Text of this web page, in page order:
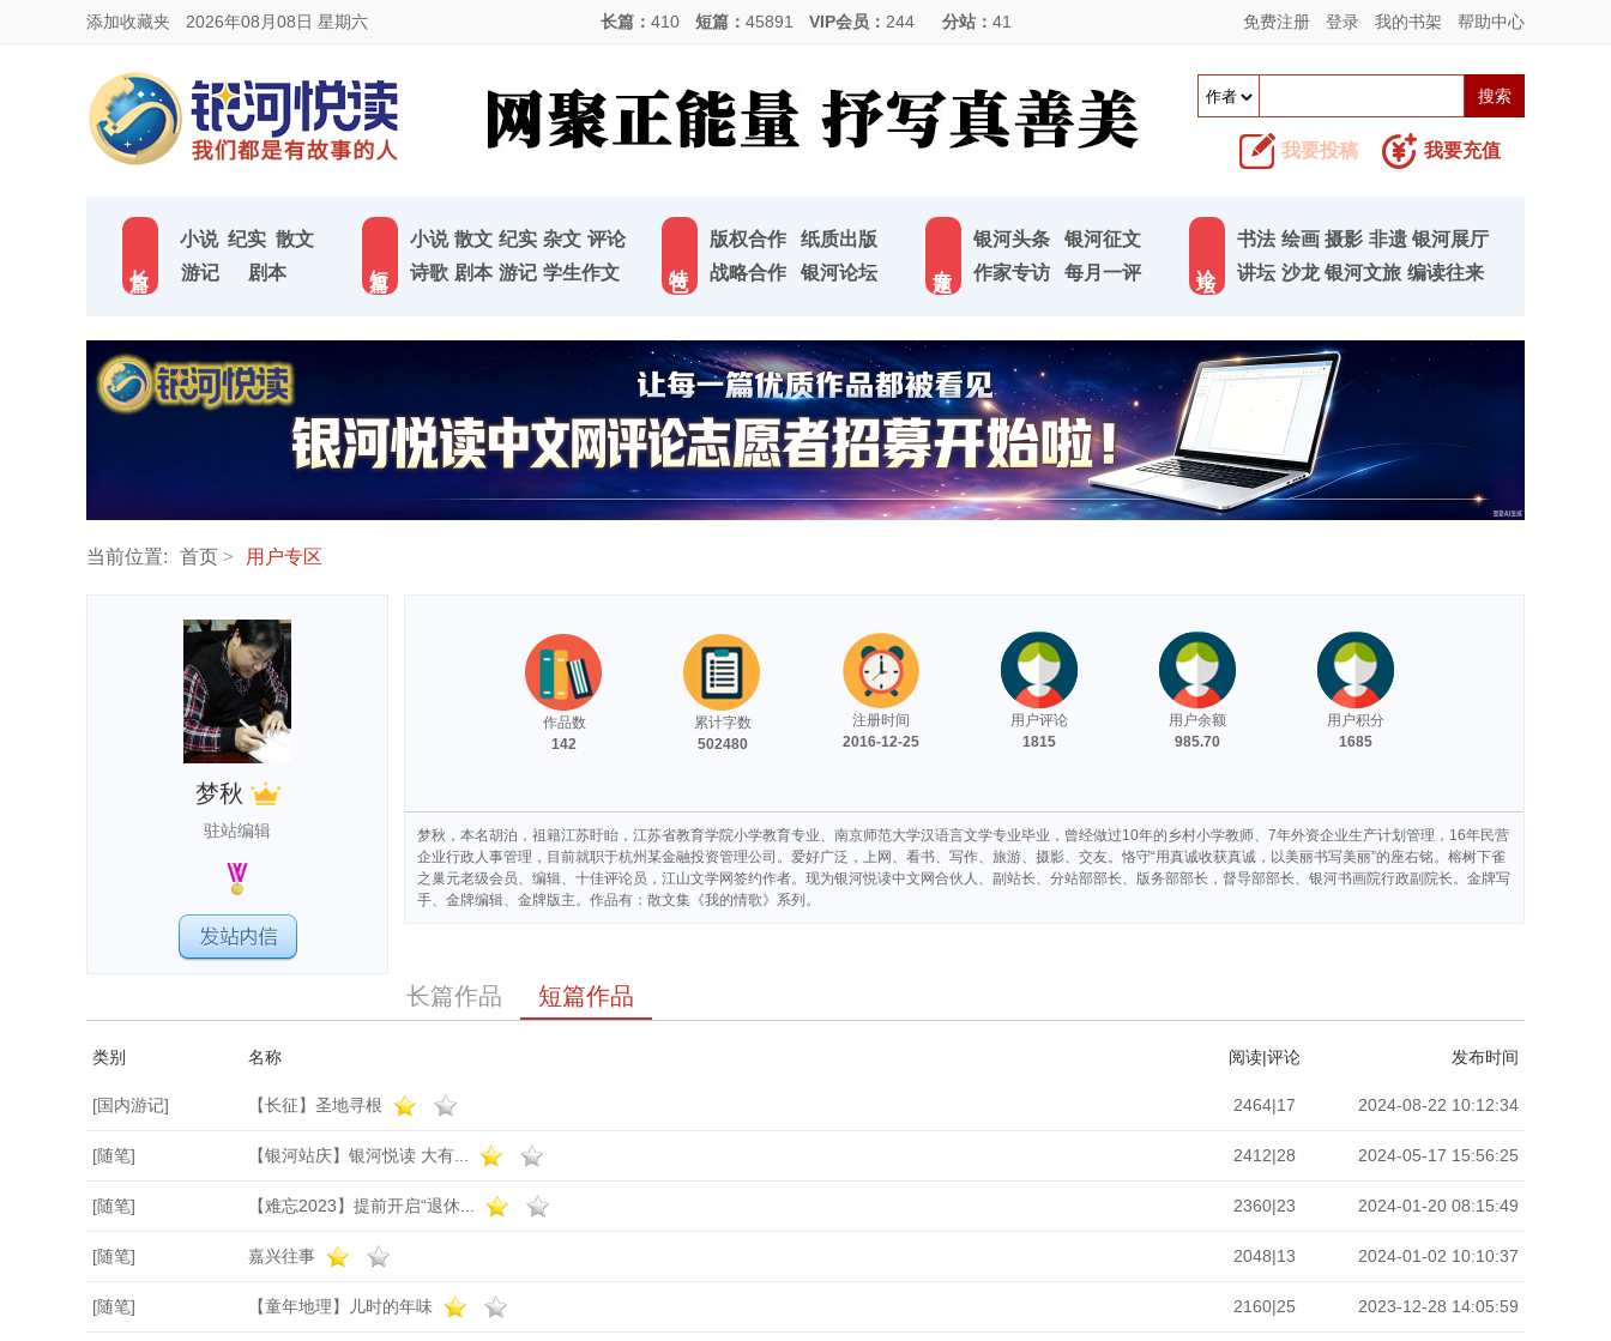
添加收藏夹 2026年08月08日 星期六 长篇： 410 短篇： 45891 VIP会员： 244 分站： 41 免费注册 登录 我的书架 帮助中心
我要投稿 我要充值
小说 纪实 散文
游记
剧本
小说 散文 纪实 杂文 评论
诗歌 剧本 游记 学生作文
版权合作
纸质出版
战略合作
银河论坛
银河头条
银河征文
作家专访
每月一评
书法 绘画 摄影 非遗 银河展厅
讲坛 沙龙 银河文旅 编读往来
当前位置: 首页 用户专区
梦秋
驻站编辑
作品数
142
累计字数
502480
注册时间
2016-12-25
用户评论
1815
用户余额
985.70
用户积分
1685
梦秋，本名胡泊，祖籍江苏盱眙，江苏省教育学院小学教育专业、南京师范大学汉语言文学专业毕业，曾经做过10年的乡村小学教师、7年外资企业生产计划管理，16年民营
企业行政人事管理，目前就职于杭州某金融投资管理公司。爱好广泛，上网、看书、写作、旅游、摄影、交友。恪守“用真诚收获真诚，以美丽书写美丽”的座右铭。榕树下雀
之巢元老级会员、编辑、十佳评论员，江山文学网签约作者。现为银河悦读中文网合伙人、副站长、分站部部长、版务部部长，督导部部长、银河书画院行政副院长。金牌写
手、金牌编辑、金牌版主。作品有：散文集《我的情歌》系列。
长篇作品 短篇作品
类别 名称 阅读|评论 发布时间
[国内游记] 【长征】圣地寻根 2464|17 2024-08-22 10:12:34
[随笔] 【银河站庆】银河悦读 大有... 2412|28 2024-05-17 15:56:25
[随笔] 【难忘2023】提前开启“退休... 2360|23 2024-01-20 08:15:49
[随笔] 嘉兴往事 2048|13 2024-01-02 10:10:37
[随笔] 【童年地理】儿时的年味 2160|25 2023-12-28 14:05:59